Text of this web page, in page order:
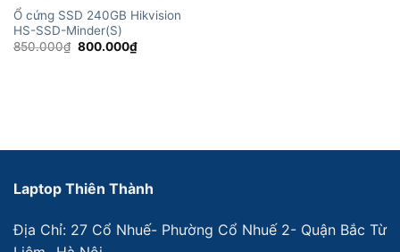
Ổ cứng SSD 240GB Hikvision
HS-SSD-Minder(S)
850.000₫ Giá
800.000₫Giá
hiện
Laptop Thiên Thành
Địa Chỉ: 27 Cổ Nhuế- Phường Cổ Nhuế 2- Quận Bắc Từ